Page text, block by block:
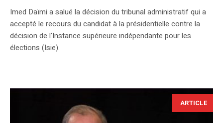
Imed Daïmi a salué la décision du tribunal administratif qui a
accepté le recours du candidat à la présidentielle contre la
décision de l’Instance supérieure indépendante pour les
élections (Isie).
ARTICLE